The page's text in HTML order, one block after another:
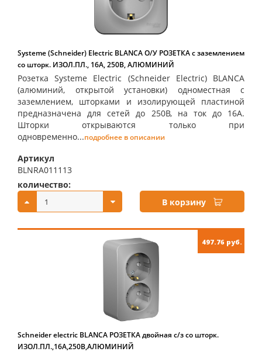
Systeme (Schneider) Electric BLANCA О/У РОЗЕТКА с заземлением
со шторк. ИЗОЛ.ПЛ., 16А, 250В, АЛЮМИНИЙ
Розетка Systeme Electric (Schneider Electric) BLANCA
(алюминий, открытой установки) одноместная с
заземлением, шторками и изолирующей пластиной
предназначена для сетей до 250В, на ток до 16А.
Шторки открываются только при
одновременно...подробнее в описании
Артикул
BLNRA011113
количество:
В корзину
497.76 руб.
Schneider electric BLANCA РОЗЕТКА двойная с/з со шторк.
ИЗОЛ.ПЛ.,16А,250В,АЛЮМИНИЙ